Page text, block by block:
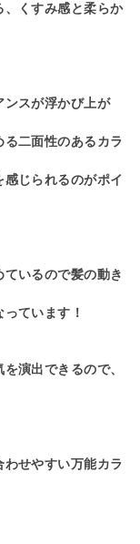
、くすみ感と柔らか
ンスが浮かび上が
二面性のあるカラ
じられるのがポイ
いるので髪の動き
ています！
演出できるので、
せやすい万能カラ